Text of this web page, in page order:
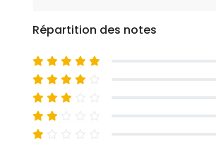
Répartition des notes